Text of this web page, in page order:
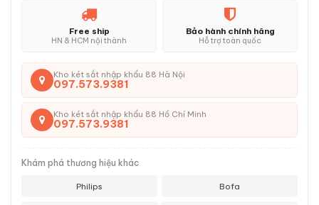
Free ship
HN & HCM nội thành
Bảo hành chính hãng
Hỗ trợ toàn quốc
Kho két sắt nhập khẩu 88 Hà Nội
097.573.9381
Kho két sắt nhập khẩu 88 Hồ Chí Minh
097.573.9381
Khám phá thương hiệu khác
Philips Bofa